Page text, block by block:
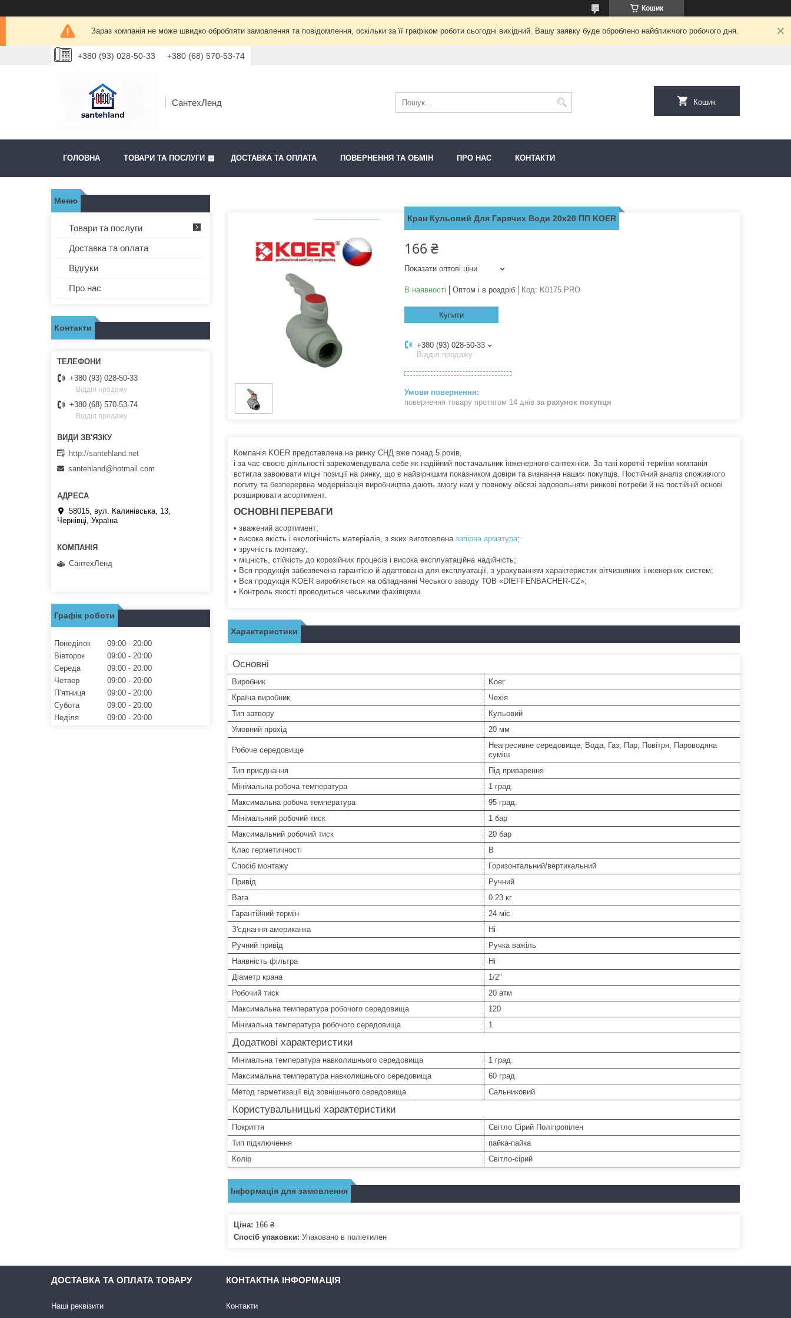
Кошик
Зараз компанія не може швидко обробляти замовлення та повідомлення, оскільки за її графіком роботи сьогодні вихідний. Вашу заявку буде оброблено найближчого робочого дня.
+380 (93) 028-50-33 +380 (68) 570-53-74
СантехЛенд Кошик
ГОЛОВНА ТОВАРИ ТА ПОСЛУГИ ДОСТАВКА ТА ОПЛАТА ПОВЕРНЕННЯ ТА ОБМІН ПРО НАС КОНТАКТИ
Кран Кульовий Для Гарячих Води 20х20 ПП KOER
166 ₴
Показати оптові ціни
В наявності Оптом і в роздріб Код: K0175.PRO
Купити
+380 (93) 028-50-33
Відділ продажу
повернення товару протягом 14 днів за рахунок покупця
Компанія KOER представлена на ринку СНД вже понад 5 років,
і за час своєю діяльності зарекомендувала себе як надійний постачальник інженерного сантехніки. За такі короткі терміни компанія
встигла завоювати міцні позиції на ринку, що є найвірнішим показником довіри та визнання наших покупців. Постійний аналіз споживчого
попиту та безперервна модернізація виробництва дають змогу нам у повному обсязі задовольняти ринкові потреби й на постійній основі
розширювати асортимент.
ОСНОВНІ ПЕРЕВАГИ
• зважений асортимент;
• висока якість і екологічність матеріалів, з яких виготовлена запірна арматура;
• зручність монтажу;
• міцність, стійкість до корозійних процесів і висока експлуатаційна надійність;
• Вся продукція забезпечена гарантією й адаптована для експлуатації, з урахуванням характеристик вітчизняних інженерних систем;
• Вся продукція KOER виробляється на обладнанні Чеського заводу ТОВ «DIEFFENBACHER-CZ»;
• Контроль якості проводиться чеськими фахівцями.
Характеристики
Основні
Виробник
Koer
Країна виробник
Чехія
Тип затвору
Кульовий
Умовний прохід
20 мм
Робоче середовище
Неагресивне середовище, Вода, Газ, Пар, Повітря, Пароводяна
суміш
Тип приєднання
Під приварення
Мінімальна робоча температура
1 град.
Максимальна робоча температура
95 град.
Мінімальний робочий тиск
1 бар
Максимальний робочий тиск
20 бар
Клас герметичності
В
Спосіб монтажу
Горизонтальний/вертикальний
Привід
Ручний
Вага
0.23 кг
Гарантійний термін
24 міс
З'єднання американка
Ні
Ручний привід
Ручка важіль
Наявність фільтра
Ні
Діаметр крана
1/2"
Робочий тиск
20 атм
Максимальна температура робочого середовища
120
Мінімальна температура робочого середовища
1
Додаткові характеристики
Мінімальна температура навколишнього середовища
1 град.
Максимальна температура навколишнього середовища
60 град.
Метод герметизації від зовнішнього середовища
Сальниковий
Користувальницькі характеристики
Покриття
Світло Сірий Поліпропілен
Тип підключення
пайка-пайка
Колір
Світло-сірий
Інформація для замовлення
Ціна: 166 ₴
Спосіб упаковки: Упаковано в поліетилен
Товари та послуги
Доставка та оплата
Відгуки
Про нас
Контакти
+380 (93) 028-50-33
Відділ продажу
+380 (68) 570-53-74
Відділ продажу
http://santehland.net
santehland@hotmail.com
58015, вул. Калинівська, 13,
Чернівці, Україна
СантехЛенд
Графік роботи
Понеділок 09:00
20:00
Вівторок
09:00
20:00
Середа
09:00
20:00
Четвер
09:00
20:00
Пʼятниця
09:00
20:00
Субота
09:00
20:00
Неділя
09:00 20:00
ДОСТАВКА ТА ОПЛАТА ТОВАРУ
Наші реквізити
КОНТАКТНА ІНФОРМАЦІЯ
Контакти